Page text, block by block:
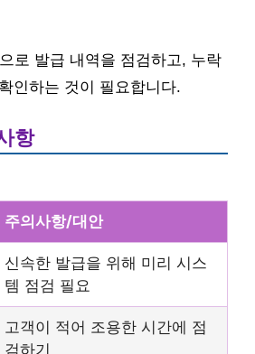
로 발급 내역을 점검하고, 누락
인하는 것이 필요합니다.
항
주의사항/대안
신속한 발급을 위해 미리 시스
템 점검 필요
고객이 적어 조용한 시간에 점
검하기